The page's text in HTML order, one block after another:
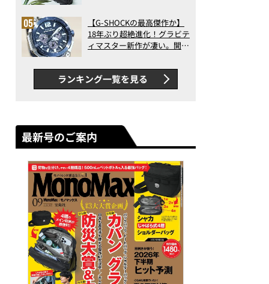
った！
【G-SHOCKの最高傑作か】
18年ぶり超絶進化！グラビテ
ィマスター新作が凄い。開発
新ムーブメントの衝撃
ランキング一覧を見る
最新号のご案内